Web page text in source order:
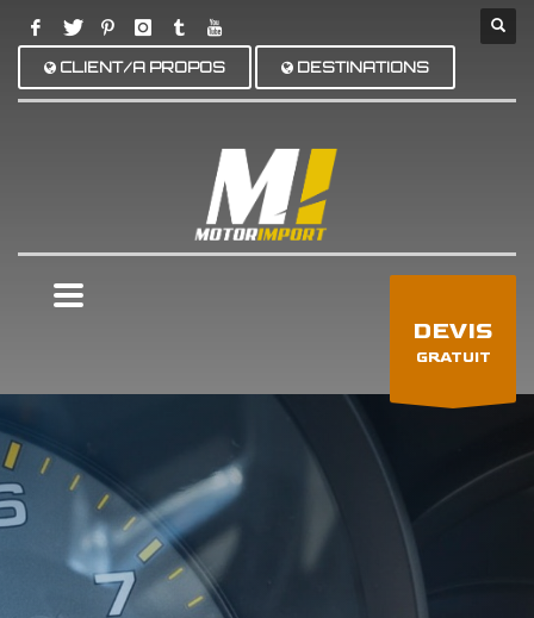
CLIENT/A PROPOS DESTINATIONS
DEVIS
GRATUIT